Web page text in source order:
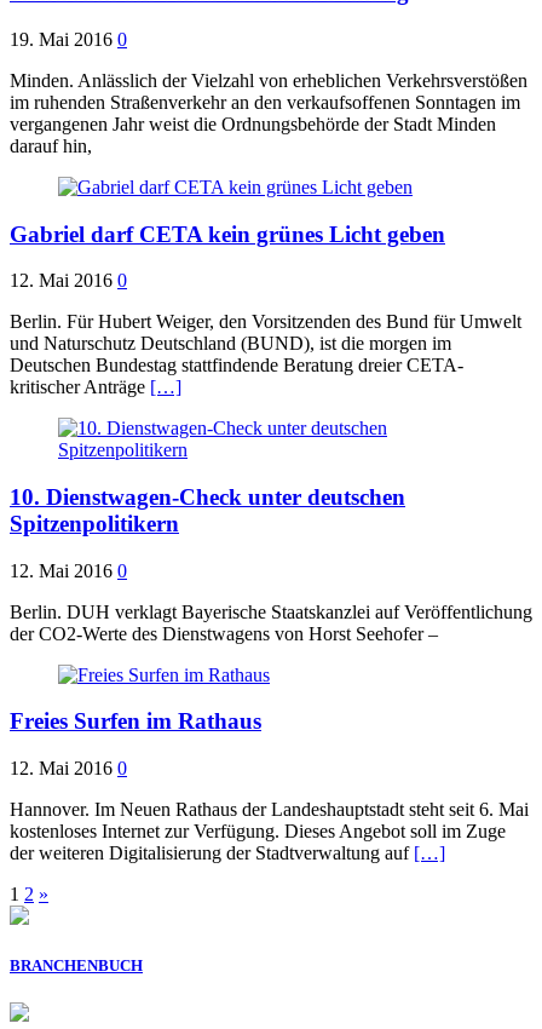
19. Mai 2016 0
Minden. Anlässlich der Vielzahl von erheblichen Verkehrsverstößen
im ruhenden Straßenverkehr an den verkaufsoffenen Sonntagen im
vergangenen Jahr weist die Ordnungsbehörde der Stadt Minden
darauf hin,
Gabriel darf CETA kein grünes Licht geben
12. Mai 2016 0
Berlin. Für Hubert Weiger, den Vorsitzenden des Bund für Umwelt
und Naturschutz Deutschland (BUND), ist die morgen im
Deutschen Bundestag stattfindende Beratung dreier CETA-
kritischer Anträge […]
10. Dienstwagen-Check unter deutschen
Spitzenpolitikern
12. Mai 2016 0
Berlin. DUH verklagt Bayerische Staatskanzlei auf Veröffentlichung
der CO2-Werte des Dienstwagens von Horst Seehofer –
Freies Surfen im Rathaus
12. Mai 2016 0
Hannover. Im Neuen Rathaus der Landeshauptstadt steht seit 6. Mai
kostenloses Internet zur Verfügung. Dieses Angebot soll im Zuge
der weiteren Digitalisierung der Stadtverwaltung auf […]
Seitennummerierung
der
Beiträge
1 2 »
BRANCHENBUCH